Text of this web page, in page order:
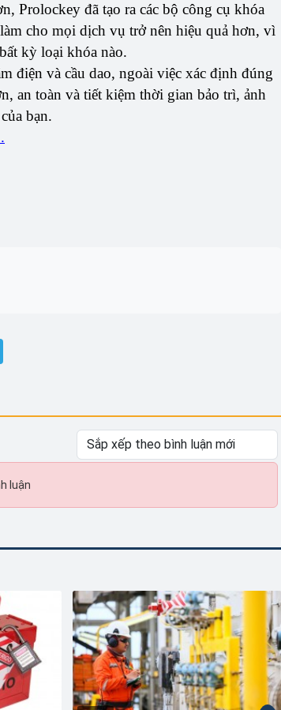
Prolockey đã tạo ra các bộ công cụ khóa
cho mọi dịch vụ trở nên hiệu quả hơn, vì
kỳ loại khóa nào.
điện và cầu dao, ngoài việc xác định đúng
an toàn và tiết kiệm thời gian bảo trì, ảnh
bạn.
luận